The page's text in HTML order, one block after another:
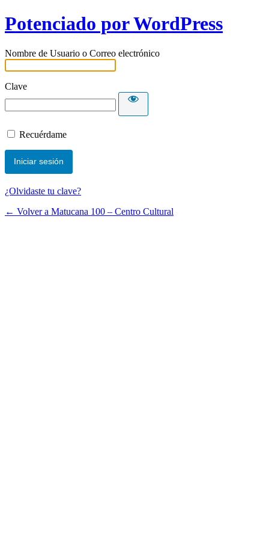
Potenciado por WordPress
Nombre de Usuario o Correo electrónico
Clave
Recuérdame
¿Olvidaste tu clave?
← Volver a Matucana 100 – Centro Cultural